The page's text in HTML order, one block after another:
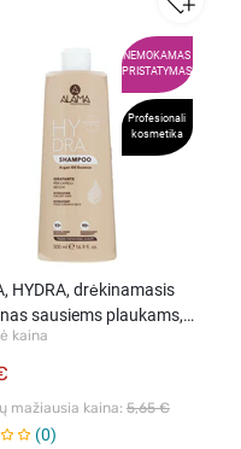
NEMOKAMAS
PRISTATYMAS
Profesionali
kosmetika
HYDRA, drėkinamasis
sausiems plaukams,
kaina
mažiausia kaina: 5,65 €
0